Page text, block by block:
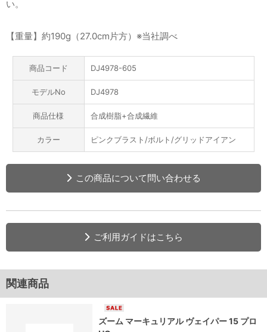
い。
【重量】約190g（27.0cm片方）※当社調べ
商品コード DJ4978-605
モデルNo DJ4978
商品仕様 合成樹脂+合成繊維
カラー ピンクブラスト/ボルト/グリッドアイアン
この商品について問い合わせる
ご利用ガイドはこちら
関連商品
ズーム マーキュリアル ヴェイパー 15 プロ